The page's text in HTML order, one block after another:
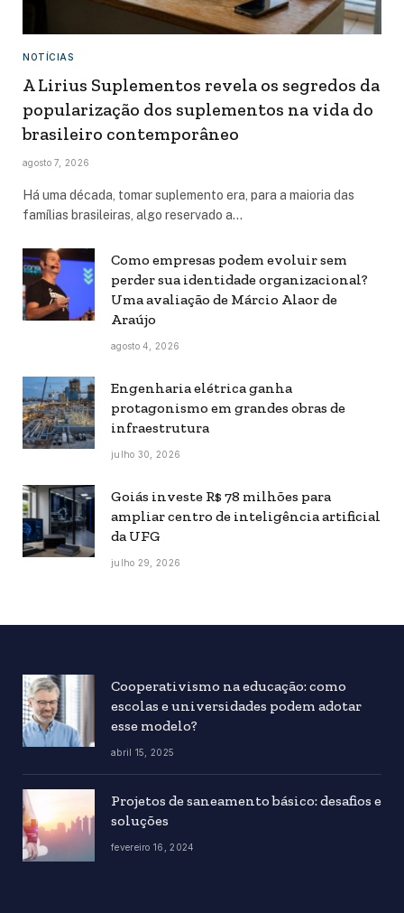
NOTÍCIAS
A Lirius Suplementos revela os segredos da
popularização dos suplementos na vida do
brasileiro contemporâneo
agosto 7, 2026
Há uma década, tomar suplemento era, para a maioria das
famílias brasileiras, algo reservado a…
Como empresas podem evoluir sem
perder sua identidade organizacional?
Uma avaliação de Márcio Alaor de
Araújo
agosto 4, 2026
Engenharia elétrica ganha
protagonismo em grandes obras de
infraestrutura
julho 30, 2026
Goiás investe R$ 78 milhões para
ampliar centro de inteligência artificial
da UFG
julho 29, 2026
Cooperativismo na educação: como
escolas e universidades podem adotar
esse modelo?
abril 15, 2025
Projetos de saneamento básico: desafios e
soluções
fevereiro 16, 2024